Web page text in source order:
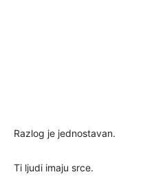
Razlog je jednostavan.
Ti ljudi imaju srce.